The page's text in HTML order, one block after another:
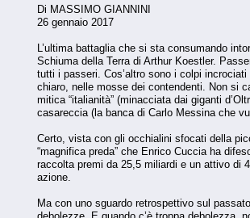
Di MASSIMO GIANNINI
26 gennaio 2017
L’ultima battaglia che si sta consumando
Schiuma della Terra di Arthur Koestler.
tutti i passeri. Cos’altro sono i colpi
chiaro, nelle mosse dei contendenti. Non si
mitica “italianità” (minacciata dai giganti
casareccia (la banca di Carlo Messina che
Certo, vista con gli occhialini sfocati della
“magnifica preda” che Enrico Cuccia ha
raccolta premi da 25,5 miliardi e un attivo di
azione.
Ma con uno sguardo retrospettivo sul